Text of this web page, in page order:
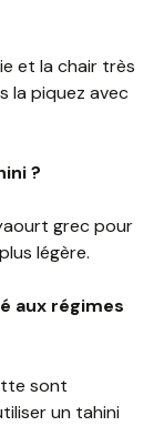
et la chair très
la piquez avec
?
grec pour
légère.
aux régimes
sont
un tahini